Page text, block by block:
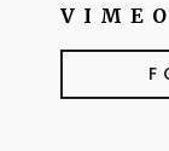
VIMEO